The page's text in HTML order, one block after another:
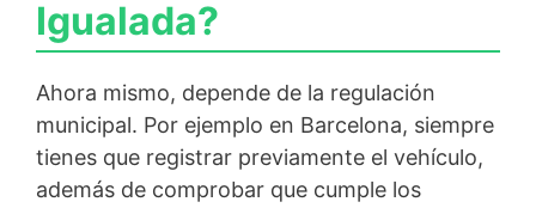
Igualada?
Ahora mismo, depende de la regulación
municipal. Por ejemplo en Barcelona, siempre
tienes que registrar previamente el vehículo,
además de comprobar que cumple los